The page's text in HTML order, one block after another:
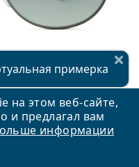
на этом веб-сайте,
и предлагал вам
информации
300311 57
примерка